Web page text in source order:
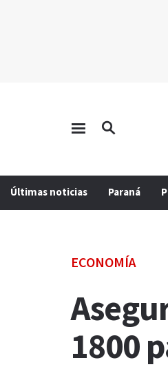
Últimas noticias Paraná
ECONOMÍA
1800